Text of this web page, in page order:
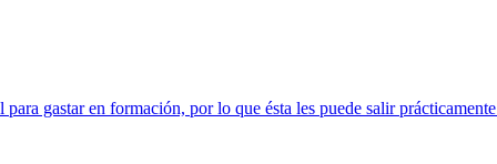
gastar en formación, por lo que ésta les puede salir